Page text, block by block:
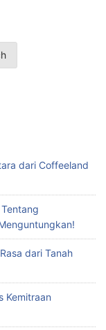
dari Coffeeland
dari Tanah
Kemitraan